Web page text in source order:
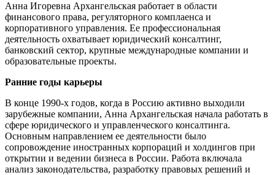
Анна Игоревна Архангельская работает в области
финансового права, регуляторного комплаенса и
корпоративного управления. Ее профессиональная
деятельность охватывает юридический консалтинг,
банковский сектор, крупные международные компании и
образовательные проекты.
Ранние годы карьеры
В конце 1990-х годов, когда в Россию активно выходили
зарубежные компании, Анна Архангельская начала работать в
сфере юридического и управленческого консалтинга.
Основным направлением ее деятельности было
сопровождение иностранных корпораций и холдингов при
открытии и ведении бизнеса в России. Работа включала
анализ законодательства, разработку правовых решений и